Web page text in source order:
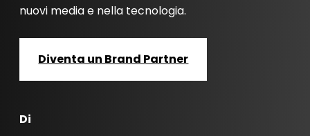
nuovi media e nella tecnologia.
Diventa un Brand Partner
Di